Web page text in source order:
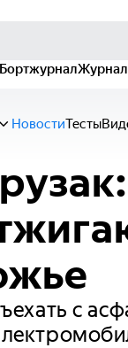
БортжурналЖурнал
НовостиТесты
с